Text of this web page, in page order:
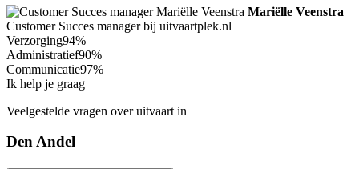
Mariëlle Veenstra
Customer Succes manager bij uitvaartplek.nl
Verzorging94%
Administratief90%
Communicatie97%
Ik help je graag
Veelgestelde vragen over uitvaart in
Den Andel